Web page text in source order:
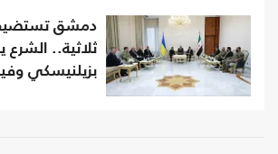
دمشق
ثلاثية.. الشرع
بزيلنيسكي